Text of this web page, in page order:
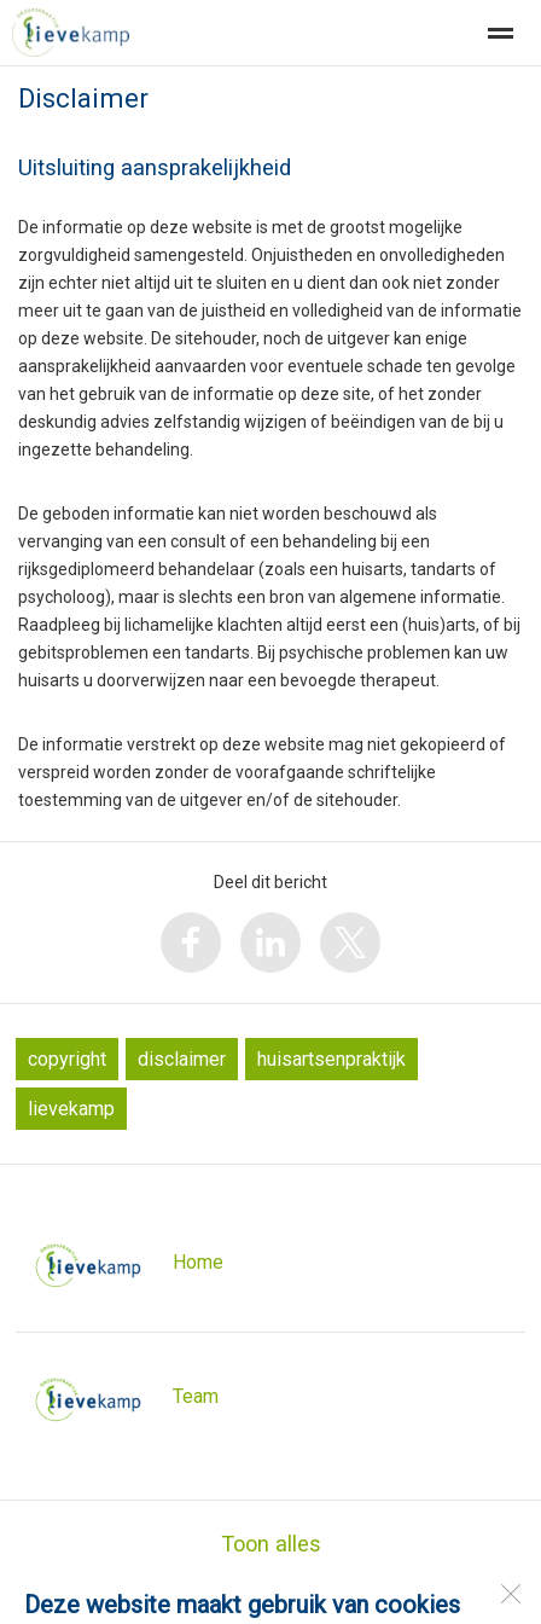
Afspraak Herhaalrecepten
Deze website maakt gebruik van cookies
Disclaimer
Uitsluiting aansprakelijkheid
De informatie op deze website is met de grootst mogelijke
zorgvuldigheid samengesteld. Onjuistheden en onvolledigheden
zijn echter niet altijd uit te sluiten en u dient dan ook niet zonder
meer uit te gaan van de juistheid en volledigheid van de informatie
op deze website. De sitehouder, noch de uitgever kan enige
aansprakelijkheid aanvaarden voor eventuele schade ten gevolge
van het gebruik van de informatie op deze site, of het zonder
deskundig advies zelfstandig wijzigen of beëindigen van de bij u
ingezette behandeling.
De geboden informatie kan niet worden beschouwd als
vervanging van een consult of een behandeling bij een
rijksgediplomeerd behandelaar (zoals een huisarts, tandarts of
psycholoog), maar is slechts een bron van algemene informatie.
Raadpleeg bij lichamelijke klachten altijd eerst een (huis)arts, of bij
gebitsproblemen een tandarts. Bij psychische problemen kan uw
huisarts u doorverwijzen naar een bevoegde therapeut.
De informatie verstrekt op deze website mag niet gekopieerd of
verspreid worden zonder de voorafgaande schriftelijke
toestemming van de uitgever en/of de sitehouder.
Deel dit bericht
copyright disclaimer huisartsenpraktijk
lievekamp
Home
Team
Toon alles